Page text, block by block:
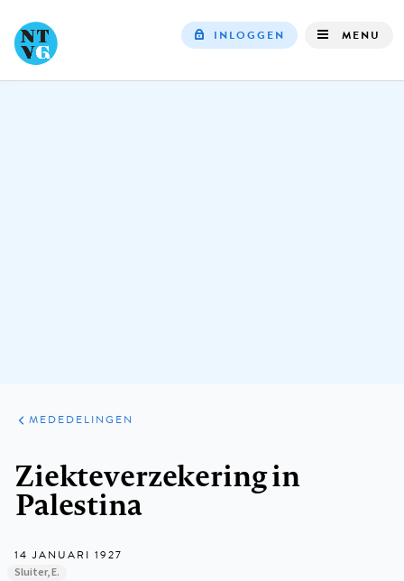
INLOGGEN MENU
ARTIKELEN
VARIA
MEDEDELINGEN
Ziekteverzekering in
Palestina
14 JANUARI 1927
Sluiter, E.